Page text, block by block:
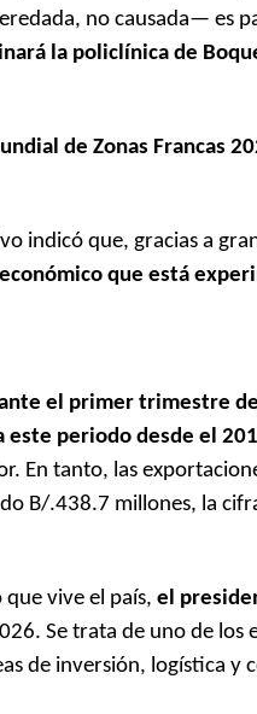
no causada— es
la policlínica de
de Zonas Francas
indicó que, gracias a
que está
el primer trimestre
este periodo desde el
En tanto, las
B/.438.7 millones, la
vive el país, el
Se trata de uno de los
de inversión, logística y